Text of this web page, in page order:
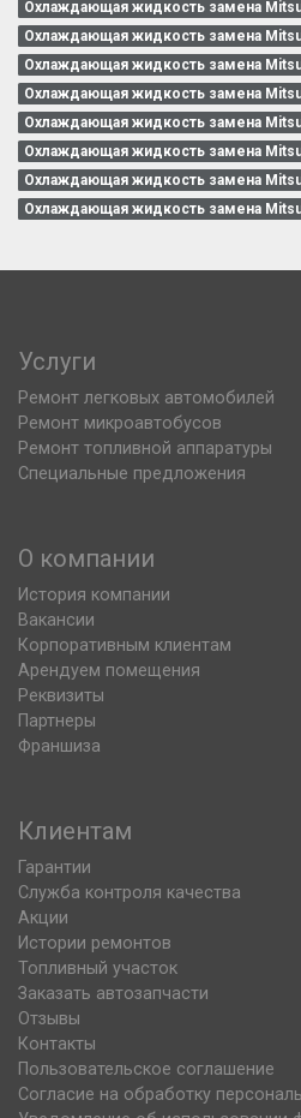
Охлаждающая жидкость замена
Охлаждающая жидкость замена
Охлаждающая жидкость замена
Охлаждающая жидкость замена
Охлаждающая жидкость замена
Охлаждающая жидкость замена
Охлаждающая жидкость замена
Охлаждающая жидкость замена
Услуги
Ремонт легковых автомобилей
Ремонт микроавтобусов
Ремонт топливной аппаратуры
Специальные предложения
О компании
История компании
Вакансии
Корпоративным клиентам
Арендуем помещения
Реквизиты
Партнеры
Франшиза
Клиентам
Гарантии
Служба контроля качества
Акции
Истории ремонтов
Топливный участок
Заказать автозапчасти
Отзывы
Контакты
Пользовательское соглашение
Согласие на обработку